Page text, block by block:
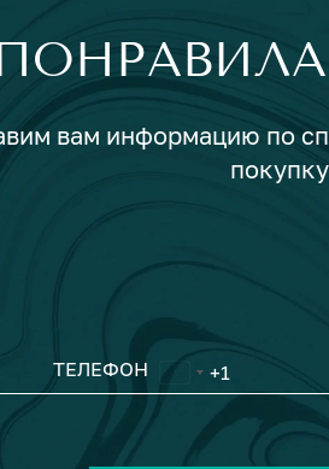
вам информацию по
ТЕЛЕФОН